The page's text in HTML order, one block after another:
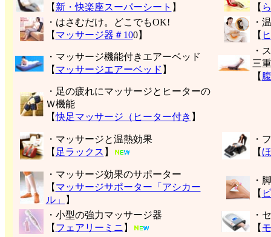
【 新・快楽座スーパーシート 】
【
・はさむだけ。どこでもOK!
【 マッサージ器＃100】
・
【
・マッサージ機能付きエアーベッド
【 マッサージエアーベッド 】
・
三
【
・足の疲れにマッサージとヒーターの
Ｗ機能
【快足マッサージ（ヒーター付き 】
・マッサージと温熱効果
【 足ラックス 】
・
【
・マッサージ効果のサポーター
【 マッサージサポーター「アシカー
ル」
】
・
【
・小型の強力マッサージ器
【 フェアリーミニ 】
・
【